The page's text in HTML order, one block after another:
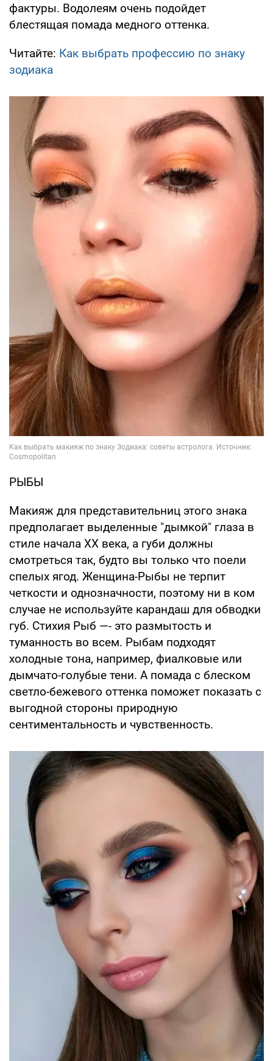
фактуры. Водолеям очень подойдет
блестящая помада медного оттенка.
Читайте: Как выбрать профессию по знаку
зодиака
РЫБЫ
Макияж для представительниц этого знака
предполагает выделенные "дымкой" глаза в
стиле начала ХХ века, а губи должны
смотреться так, будто вы только что поели
спелых ягод. Женщина-Рыбы не терпит
четкости и однозначности, поэтому ни в ком
случае не используйте карандаш для обводки
губ. Стихия Рыб —- это размытость и
туманность во всем. Рыбам подходят
холодные тона, например, фиалковые или
дымчато-голубые тени. А помада с блеском
светло-бежевого оттенка поможет показать с
выгодной стороны природную
сентиментальность и чувственность.